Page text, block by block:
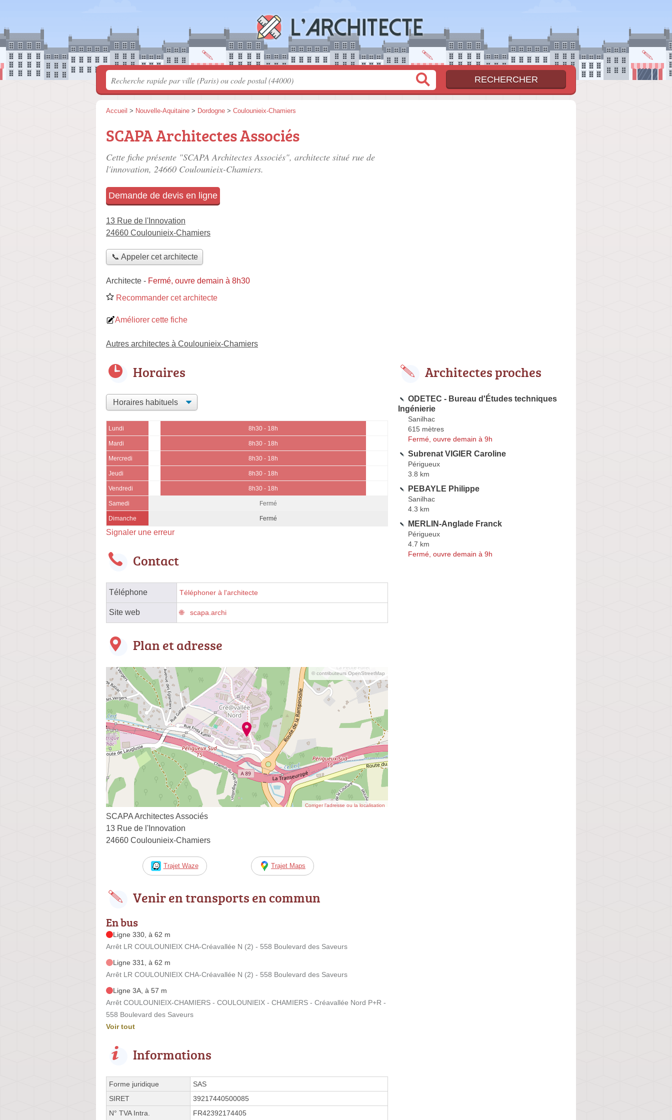
Accueil > Nouvelle-Aquitaine > Dordogne > Coulounieix-Chamiers
SCAPA Architectes Associés
Cette fiche présente "SCAPA Architectes Associés", architecte situé rue de
l'innovation, 24660 Coulounieix-Chamiers.
Demande de devis en ligne
13 Rue de l'Innovation
24660 Coulounieix-Chamiers
📞 Appeler cet architecte
Architecte - Fermé, ouvre demain à 8h30
Recommander cet architecte
Améliorer cette fiche
Autres architectes à Coulounieix-Chamiers
Horaires
Lundi 8h30 - 18h
Mardi 8h30 - 18h
Mercredi 8h30 - 18h
Jeudi 8h30 - 18h
Vendredi 8h30 - 18h
Samedi Fermé
Dimanche Fermé
Signaler une erreur
Contact
Téléphone Téléphoner à l'architecte
Site web scapa.archi
Plan et adresse
© contributeurs OpenStreetMap
Corriger l’adresse ou la localisation
SCAPA Architectes Associés
13 Rue de l'Innovation
24660 Coulounieix-Chamiers
Trajet Waze Trajet Maps
Venir en transports en commun
En bus
Ligne 330, à 62 m
Arrêt LR COULOUNIEIX CHA-Créavallée N (2) - 558 Boulevard des Saveurs
Ligne 331, à 62 m
Arrêt LR COULOUNIEIX CHA-Créavallée N (2) - 558 Boulevard des Saveurs
Ligne 3A, à 57 m
Arrêt COULOUNIEIX-CHAMIERS - COULOUNIEIX - CHAMIERS - Créavallée Nord P+R -
558 Boulevard des Saveurs
Voir tout
Informations
Forme juridique
SAS
SIRET
39217440500085
N° TVA Intra.
FR42392174405
Architectes proches
ODETEC - Bureau d'Études techniques
Ingénierie
Sanilhac
615 mètres
Fermé, ouvre demain à 9h
Subrenat VIGIER Caroline
Périgueux
3.8 km
PEBAYLE Philippe
Sanilhac
4.3 km
MERLIN-Anglade Franck
Périgueux
4.7 km
Fermé, ouvre demain à 9h